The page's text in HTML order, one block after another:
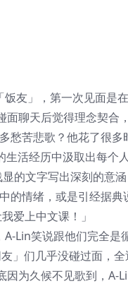
友」，第一次见面是
面聊天后觉得理念契合
愁苦悲歌？他花了很多
活经历中汲取出每个
的文字写出深刻的意
的情绪，或是引经据典
爱上中文课！」
Lin笑说跟他们完全是
」们几乎没碰过面，
为久候不见歌到，A-